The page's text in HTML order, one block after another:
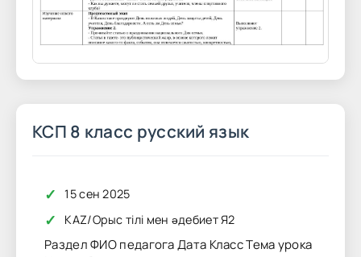
КСП 8 класс русский язык
✓ 15 сен 2025
✓ KAZ/Орыс тілі мен әдебиет Я2
Раздел ФИО педагога Дата Класс Тема урока